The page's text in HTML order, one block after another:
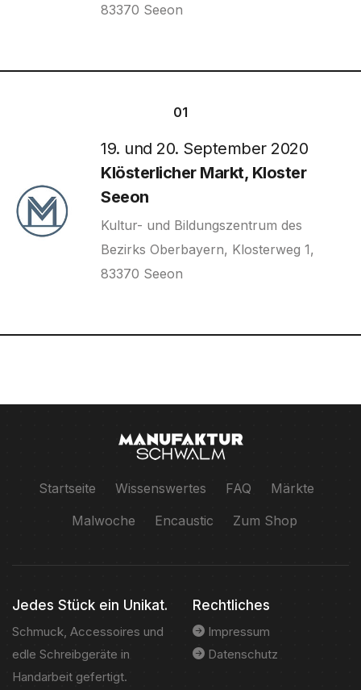
83370 Seeon
01
19. und 20. September 2020
Klösterlicher Markt, Kloster
Seeon
Kultur- und Bildungszentrum des
Bezirks Oberbayern, Klosterweg 1,
83370 Seeon
Startseite Wissenswertes FAQ
Märkte
Malwoche
Encaustic Zum Shop
Jedes Stück ein Unikat.
Schmuck, Accessoires und
edle Schreibgeräte in
Handarbeit gefertigt.
Rechtliches
Impressum
Datenschutz